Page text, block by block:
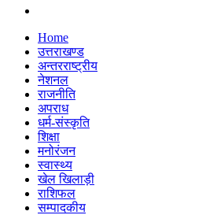
Home
उत्तराखण्ड
अन्तरराष्ट्रीय
नेशनल
राजनीति
अपराध
धर्म-संस्कृति
शिक्षा
मनोरंजन
स्वास्थ्य
खेल खिलाड़ी
राशिफल
सम्पादकीय